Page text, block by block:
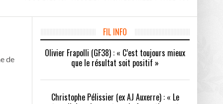
- 24/07/2026
- 21/07/2026
PSG – ASTON VILLA :
QUI SONT LES CLUBS DE DISTRICT EXEMPTS
DU 1ER TOUR DE LA COUPE DE FRANCE EN
LAURA FOOT
de
FIL INFO
Olivier Frapolli (GF38) : « C’est toujours mieux
que le résultat soit positif »
Christophe Pélissier (ex AJ Auxerre) : « Le